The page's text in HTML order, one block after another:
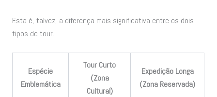
Esta é, talvez, a diferença mais significativa entre os dois
tipos de tour.
Espécie
Emblemática
Tour Curto
(Zona
Cultural)
Expedição Longa
(Zona Reservada)